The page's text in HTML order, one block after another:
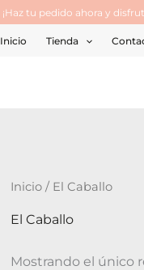
¡Haz tu pedido ahora y
Inicio Tienda
Inicio/ El Caballo
El Caballo
Mostrando el único